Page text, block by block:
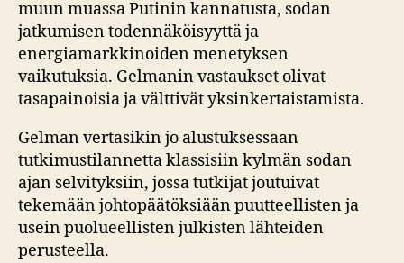
muun muassa Putinin kannatusta, sodan
jatkumisen todennäköisyyttä ja
energiamarkkinoiden menetyksen
vaikutuksia. Gelmanin vastaukset olivat
tasapainoisia ja välttivät yksinkertaistamista.
Gelman vertasikin jo alustuksessaan
tutkimustilannetta klassisiin kylmän sodan
ajan selvityksiin, jossa tutkijat joutuivat
tekemään johtopäätöksiään puutteellisten ja
usein puolueellisten julkisten lähteiden
perusteella.